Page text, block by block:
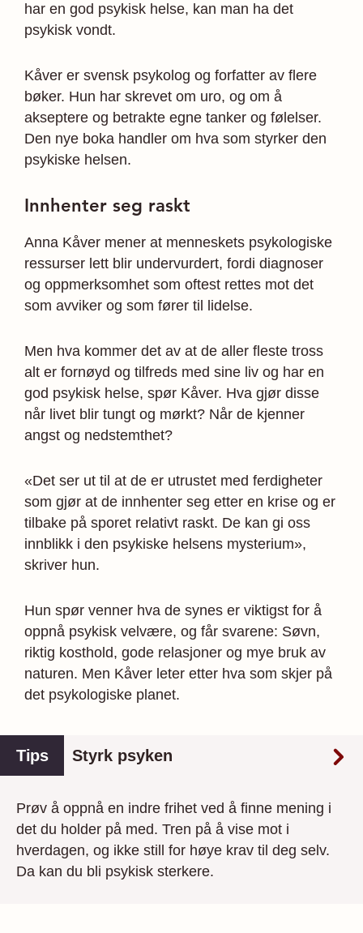
har en god psykisk helse, kan man ha det
psykisk vondt.
Kåver er svensk psykolog og forfatter av flere
bøker. Hun har skrevet om uro, og om å
akseptere og betrakte egne tanker og følelser.
Den nye boka handler om hva som styrker den
psykiske helsen.
Innhenter seg raskt
Anna Kåver mener at menneskets psykologiske
ressurser lett blir undervurdert, fordi diagnoser
og oppmerksomhet som oftest rettes mot det
som avviker og som fører til lidelse.
Men hva kommer det av at de aller fleste tross
alt er fornøyd og tilfreds med sine liv og har en
god psykisk helse, spør Kåver. Hva gjør disse
når livet blir tungt og mørkt? Når de kjenner
angst og nedstemthet?
«Det ser ut til at de er utrustet med ferdigheter
som gjør at de innhenter seg etter en krise og er
tilbake på sporet relativt raskt. De kan gi oss
innblikk i den psykiske helsens mysterium»,
skriver hun.
Hun spør venner hva de synes er viktigst for å
oppnå psykisk velvære, og får svarene: Søvn,
riktig kosthold, gode relasjoner og mye bruk av
naturen. Men Kåver leter etter hva som skjer på
det psykologiske planet.
Tips Styrk psyken
Prøv å oppnå en indre frihet ved å finne mening i
det du holder på med. Tren på å vise mot i
hverdagen, og ikke still for høye krav til deg selv.
Da kan du bli psykisk sterkere.